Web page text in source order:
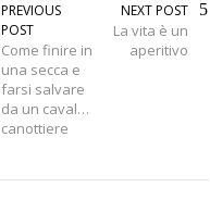
PREVIOUS
POST
Come finire in
una secca e
farsi salvare
da un caval…
canottiere
NEXT POST
La vita è un
aperitivo